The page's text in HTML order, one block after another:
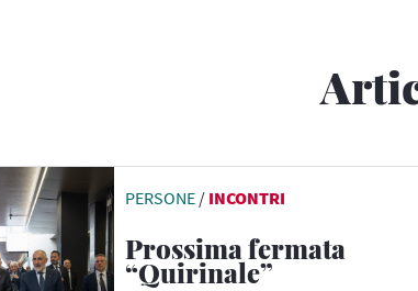
PERSONE / INCONTRI
Prossima fermata
“Quirinale”